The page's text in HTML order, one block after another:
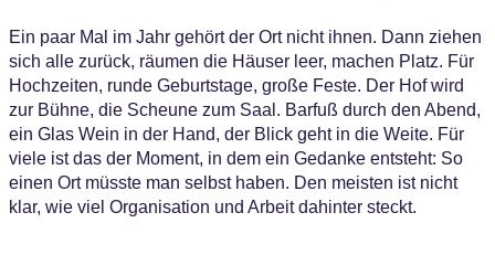
Ein paar Mal im Jahr gehört der Ort nicht ihnen. Dann ziehen
sich alle zurück, räumen die Häuser leer, machen Platz. Für
Hochzeiten, runde Geburtstage, große Feste. Der Hof wird
zur Bühne, die Scheune zum Saal. Barfuß durch den Abend,
ein Glas Wein in der Hand, der Blick geht in die Weite. Für
viele ist das der Moment, in dem ein Gedanke entsteht: So
einen Ort müsste man selbst haben. Den meisten ist nicht
klar, wie viel Organisation und Arbeit dahinter steckt.